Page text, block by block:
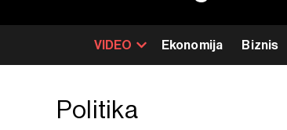
VIDEO Ekonomija Biznis
Politika